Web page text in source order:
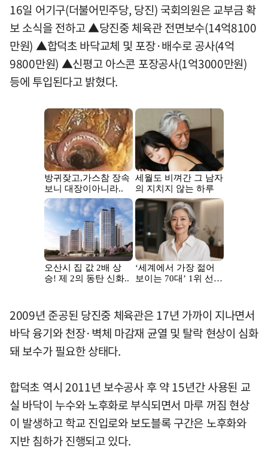
16일 어기구(더불어민주당, 당진) 국회의원은 교부금 확
보 소식을 전하고 ▲당진중 체육관 전면보수(14억8100
만원) ▲합덕초 바닥교체 및 포장·배수로 공사(4억
9800만원) ▲신평고 아스콘 포장공사(1억3000만원)
등에 투입된다고 밝혔다.
2009년 준공된 당진중 체육관은 17년 가까이 지나면서
바닥 융기와 천장·벽체 마감재 균열 및 탈락 현상이 심화
돼 보수가 필요한 상태다.
합덕초 역시 2011년 보수공사 후 약 15년간 사용된 교
실 바닥이 누수와 노후화로 부식되면서 마루 꺼짐 현상
이 발생하고 학교 진입로와 보도블록 구간은 노후화와
지반 침하가 진행되고 있다.